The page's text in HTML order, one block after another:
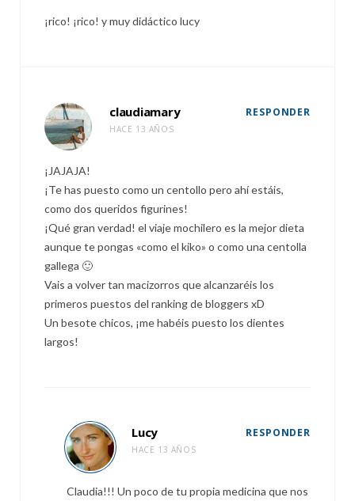
¡rico! ¡rico! y muy didáctico lucy
claudiamary
HACE 13 AÑOS
RESPONDER
¡JAJAJA!
¡Te has puesto como un centollo pero ahí estáis,
como dos queridos figurines!
¡Qué gran verdad! el viaje mochilero es la mejor dieta
aunque te pongas «como el kiko» o como una centolla
gallega 🙂
Vais a volver tan macizorros que alcanzaréis los
primeros puestos del ranking de bloggers xD
Un besote chicos, ¡me habéis puesto los dientes
largos!
Lucy
HACE 13 AÑOS
RESPONDER
Claudia!!! Un poco de tu propia medicina que nos